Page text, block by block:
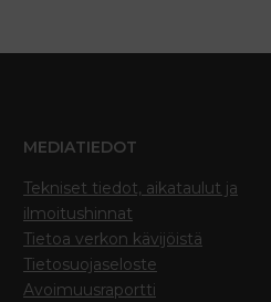
MEDIATIEDOT
Tekniset tiedot, aikataulut ja
ilmoitushinnat
Tietoa verkon kävijöistä
Tietosuojaseloste
Avoimuusraportti